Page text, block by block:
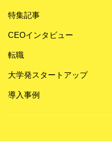
特集記事
CEOインタビュー
転職
大学発スタートアップ
導入事例